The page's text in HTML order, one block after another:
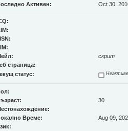
Активен:
Oct 30,
скрит
страница:
статус:
30
Време:
Aug 09,